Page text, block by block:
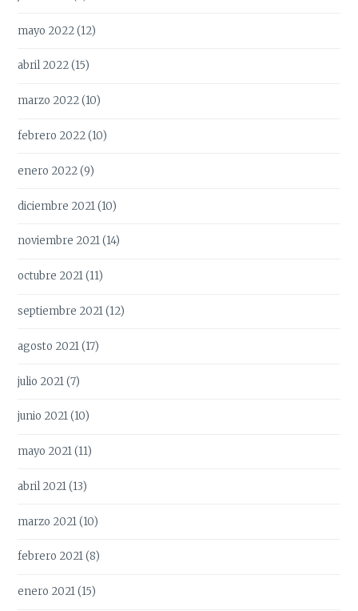
mayo 2022(12)
abril 2022(15)
marzo 2022(10)
febrero 2022(10)
enero 2022(9)
diciembre 2021(10)
noviembre 2021(14)
octubre 2021(11)
septiembre 2021(12)
agosto 2021(17)
julio 2021(7)
junio 2021(10)
mayo 2021(11)
abril 2021(13)
marzo 2021(10)
febrero 2021(8)
enero 2021(15)